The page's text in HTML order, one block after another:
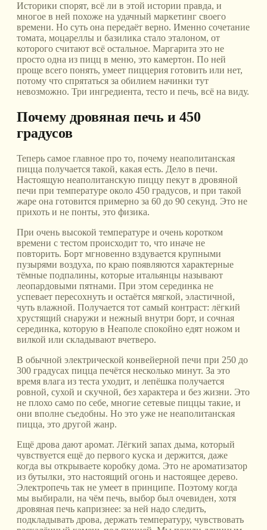
Историки спорят, всё ли в этой истории правда, и
многое в ней похоже на удачный маркетинг своего
времени. Но суть она передаёт верно. Именно сочетание
томата, моцареллы и базилика стало эталоном, от
которого считают всё остальное. Маргарита это не
просто одна из пицц в меню, это камертон. По ней
проще всего понять, умеет пиццерия готовить или нет,
потому что спрятаться за обилием начинки тут
невозможно. Три ингредиента, тесто и печь, всё на виду.
Почему дровяная печь и 450
градусов
Теперь самое главное про то, почему неаполитанская
пицца получается такой, какая есть. Дело в печи.
Настоящую неаполитанскую пиццу пекут в дровяной
печи при температуре около 450 градусов, и при такой
жаре она готовится примерно за 60 до 90 секунд. Это не
прихоть и не понты, это физика.
При очень высокой температуре и очень коротком
времени с тестом происходит то, что иначе не
повторить. Борт мгновенно вздувается крупными
пузырями воздуха, по краю появляются характерные
тёмные подпалины, которые итальянцы называют
леопардовыми пятнами. При этом серединка не
успевает пересохнуть и остаётся мягкой, эластичной,
чуть влажной. Получается тот самый контраст: лёгкий
хрустящий снаружи и нежный внутри борт, и сочная
серединка, которую в Неаполе спокойно едят ножом и
вилкой или складывают вчетверо.
В обычной электрической конвейерной печи при 250 до
300 градусах пицца печётся несколько минут. За это
время влага из теста уходит, и лепёшка получается
ровной, сухой и скучной, без характера и без жизни. Это
не плохо само по себе, многие сетевые пиццы такие, и
они вполне съедобны. Но это уже не неаполитанская
пицца, это другой жанр.
Ещё дрова дают аромат. Лёгкий запах дыма, который
чувствуется ещё до первого куска и держится, даже
когда вы открываете коробку дома. Это не ароматизатор
из бутылки, это настоящий огонь и настоящее дерево.
Электропечь так не умеет в принципе. Поэтому когда
мы выбирали, на чём печь, выбор был очевиден, хотя
дровяная печь капризнее: за ней надо следить,
подкладывать дрова, держать температуру, чувствовать